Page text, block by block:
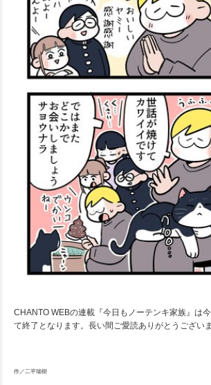
CHANTO WEBの連載『今日もノーテンキ家族』は
て終了となります。長い間ご愛読ありがとうござい
作／二平瑞樹